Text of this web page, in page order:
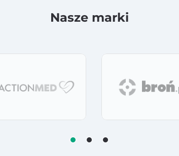
Nasze marki